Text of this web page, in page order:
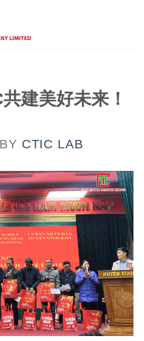
建美好未来！
BY CTIC LAB